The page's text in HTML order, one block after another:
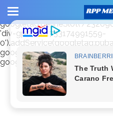
window.googletag =
googletag.defineSlot('/
'div-gpt-ad-1733174991559-
googletag.enableServices(); });